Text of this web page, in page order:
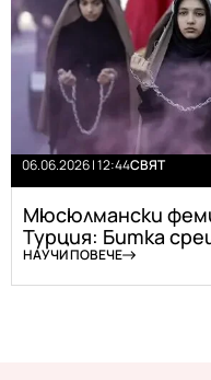
06.06.2026 | 12:44СВЯТ
Мюсюлмански
Турция: Битка
НАУЧИ ПОВЕЧЕ